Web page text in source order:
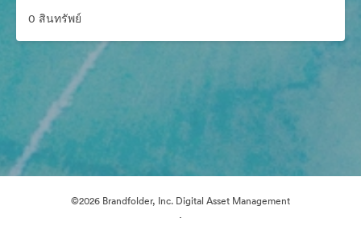
0 สินทรัพย์
©2026 Brandfolder, Inc. Digital Asset Management
·